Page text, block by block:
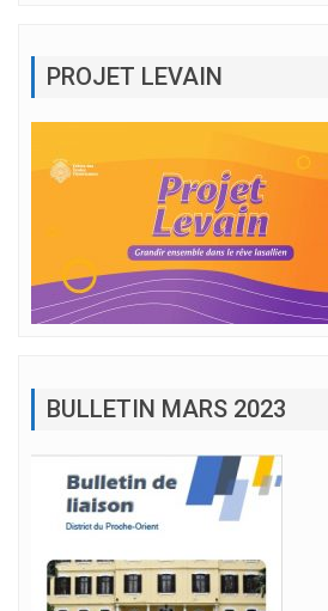
PROJET LEVAIN
BULLETIN MARS 2023